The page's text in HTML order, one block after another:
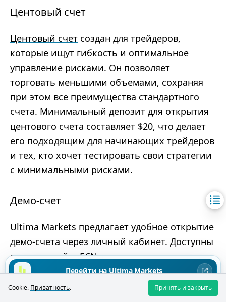
Центовый счет
Центовый счет создан для трейдеров,
которые ищут гибкость и оптимальное
управление рисками. Он позволяет
торговать меньшими объемами, сохраняя
при этом все преимущества стандартного
счета. Минимальный депозит для открытия
центового счета составляет $20, что делает
его подходящим для начинающих трейдеров
и тех, кто хочет тестировать свои стратегии
с минимальными рисками.
Демо-счет
Ultima Markets предлагает удобное открытие
демо-счета через личный кабинет. Доступны
стандартный и ECN счета с кредитным
плечом от 1:100 до 1:500. Начальный баланс
можно выбрать от $1000 до $100 000.
Перейти на Ultima Markets
Торговля CFD связана с высокими рисками
Cookie. Приватность. Принять и закрыть